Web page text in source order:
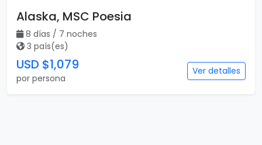
Alaska, MSC Poesia
8 días / 7 noches
3 país(es)
USD $1,079
por persona
Ver detalles